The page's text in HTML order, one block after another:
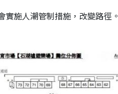
施人潮管制措施，改變路徑。